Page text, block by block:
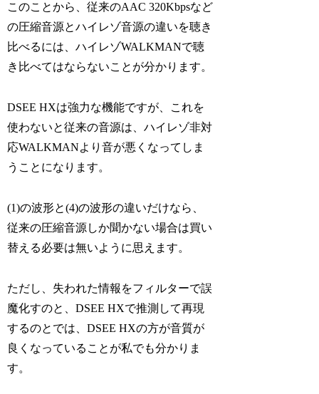
このことから、従来のAAC 320Kbpsなど
の圧縮音源とハイレゾ音源の違いを聴き
比べるには、ハイレゾWALKMANで聴
き比べてはならないことが分かります。
DSEE HXは強力な機能ですが、これを
使わないと従来の音源は、ハイレゾ非対
応WALKMANより音が悪くなってしま
うことになります。
(1)の波形と(4)の波形の違いだけなら、
従来の圧縮音源しか聞かない場合は買い
替える必要は無いように思えます。
ただし、失われた情報をフィルターで誤
魔化すのと、DSEE HXで推測して再現
するのとでは、DSEE HXの方が音質が
良くなっていることが私でも分かりま
す。